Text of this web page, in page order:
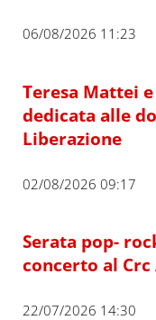
06/08/2026 11:23
Teresa Mattei
dedicata alle
Liberazione
02/08/2026 09:17
Serata pop-
concerto al
22/07/2026 14:30